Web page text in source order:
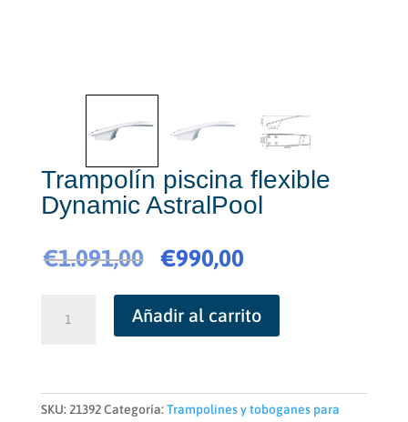
Trampolín piscina flexible
Dynamic AstralPool
€1.091,00 El
precio
original
era:
€1.091,00.
€990,00
actual
es:
€990,00.
piscina
cantidad
Añadir al carrito
SKU: 21392 Categoría:Trampolines y toboganes para